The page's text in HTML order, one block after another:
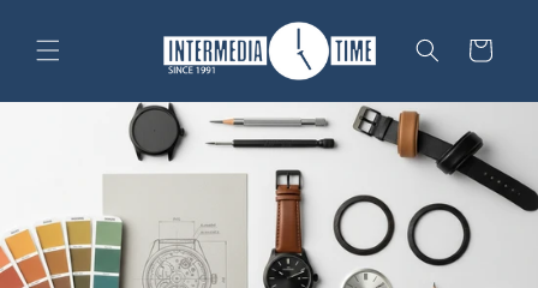
ai contenuti
Carrello